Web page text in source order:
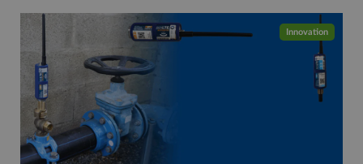
Innovation